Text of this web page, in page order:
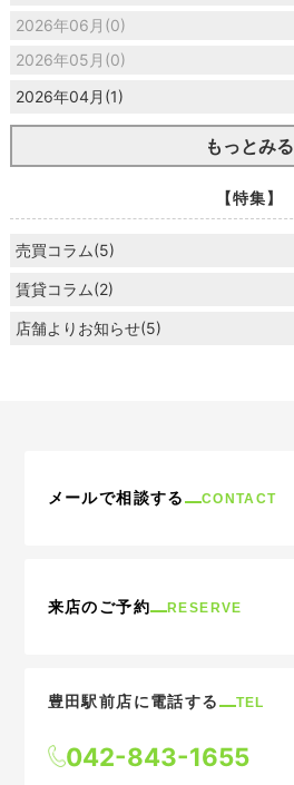
2026年06月(0)
2026年05月(0)
2026年04月(1)
もっとみる
【特集】
売買コラム(5)
賃貸コラム(2)
店舗よりお知らせ(5)
メールで相談する CONTACT
来店のご予約 RESERVE
豊田駅前店に電話する TEL
042-843-1655